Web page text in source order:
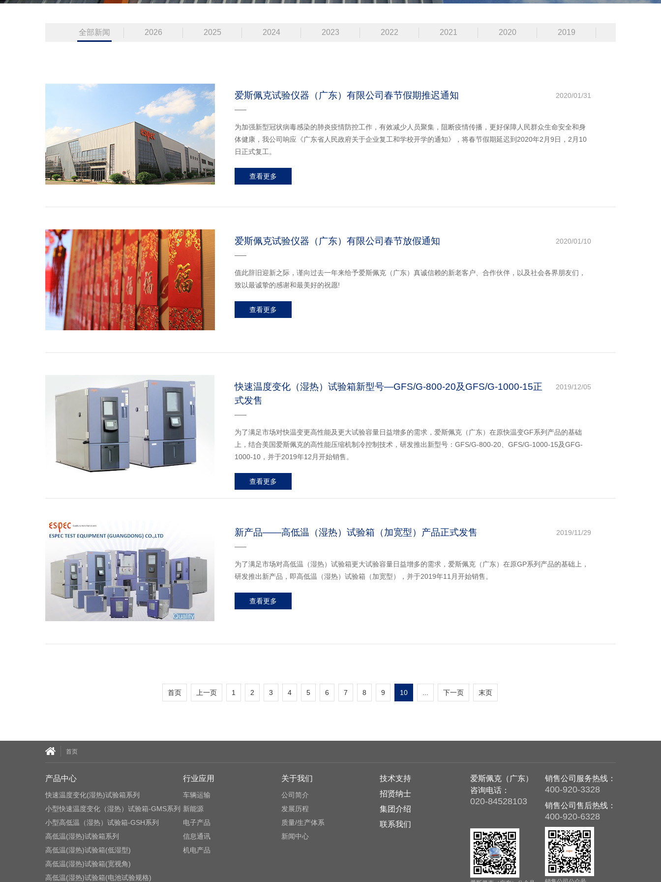
全部新闻 2026 2025 2024 2023 2022 2021 2020 2019
爱斯佩克试验仪器（广东）有限公司春节假期推迟通知 2020/01/31
为加强新型冠状病毒感染的肺炎疫情防控工作，有效减少人员聚集，阻断疫情传播，更好保障人民群众生命安全和身
体健康，我公司响应《广东省人民政府关于企业复工和学校开学的通知》，将春节假期延迟到2020年2月9日，2月10
日正式复工。
查看更多
爱斯佩克试验仪器（广东）有限公司春节放假通知 2020/01/10
值此辞旧迎新之际，谨向过去一年来给予爱斯佩克（广东）真诚信赖的新老客户、合作伙伴，以及社会各界朋友们，
致以最诚挚的感谢和最美好的祝愿!
查看更多
快速温度变化（湿热）试验箱新型号—GFS/G-800-20及GFS/G-1000-15正
式发售
2019/12/05
为了满足市场对快温变更高性能及更大试验容量日益增多的需求，爱斯佩克（广东）在原快温变GF系列产品的基础
上，结合美国爱斯佩克的高性能压缩机制冷控制技术，研发推出新型号：GFS/G-800-20、GFS/G-1000-15及GFG-
1000-10，并于2019年12月开始销售。
查看更多
新产品——高低温（湿热）试验箱（加宽型）产品正式发售 2019/11/29
为了满足市场对高低温（湿热）试验箱更大试验容量日益增多的需求，爱斯佩克（广东）在原GP系列产品的基础上，
研发推出新产品，即高低温（湿热）试验箱（加宽型），并于2019年11月开始销售。
查看更多
首页 上一页 1 2 3 4 5 6 7 8 9 10 下一页 末页
首页
产品中心
快速温度变化(湿热)试验箱系列
小型快速温度变化（湿热）试验箱-GMS系列
小型高低温（湿热）试验箱-GSH系列
高低温(湿热)试验箱系列
高低温(湿热)试验箱(低湿型)
高低温(湿热)试验箱(宽视角)
高低温(湿热)试验箱(电池试验规格)
行业应用
车辆运输
新能源
电子产品
信息通讯
机电产品
关于我们
公司简介
发展历程
质量/生产体系
新闻中心
技术支持
招贤纳士
集团介绍
联系我们
爱斯佩克（广东）
咨询电话：
020-84528103
销售公司服务热线：
400-920-3328
销售公司售后热线：
400-920-6328